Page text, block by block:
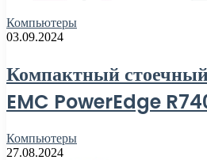
Компьютеры
03.09.2024
Компактный
EMC PowerEdge
Компьютеры
27.08.2024